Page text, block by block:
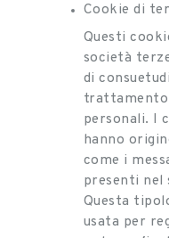
Cookie di
Questi
società
di
personali. I
hanno
come i
presenti nel
Questa
usata per